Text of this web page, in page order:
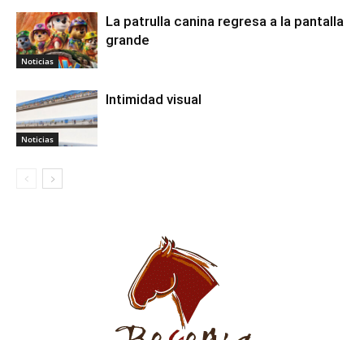
Noticias
La patrulla canina regresa a la pantalla
grande
Noticias
Intimidad visual